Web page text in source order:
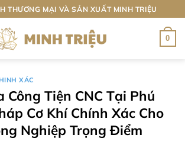
THƯƠNG MẠI VÀ SẢN XUẤT MINH TRIỆU
0
XÁC
Công Tiện CNC Tại Phú
Cơ Khí Chính Xác Cho
Nghiệp Trọng Điểm